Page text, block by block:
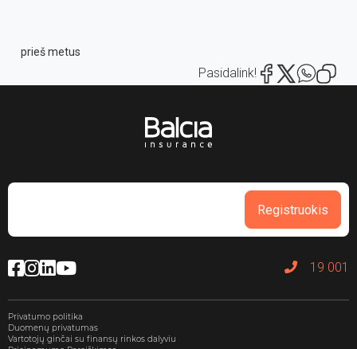
prieš metus
Pasidalink!
Registruokis
19 001
Privatumo politika
Duomenų privatumas
Vartotojų ginčai su finansų rinkos dalyviu